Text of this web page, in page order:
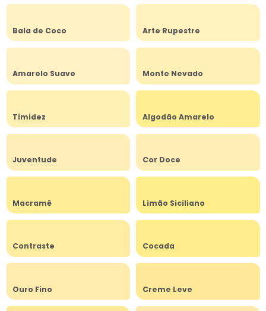
Bala de Coco Arte Rupestre
Amarelo Suave Monte Nevado
Timidez Algodão Amarelo
Juventude Cor Doce
Macramê Limão Siciliano
Contraste Cocada
Ouro Fino Creme Leve